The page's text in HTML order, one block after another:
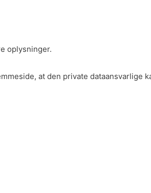
oplysninger.
at den private dataansvarlige